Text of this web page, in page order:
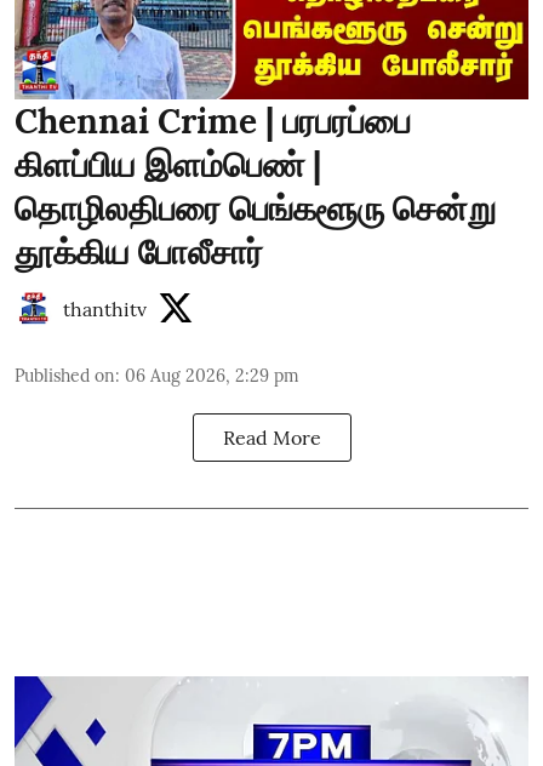
Chennai Crime | பரபரப்பை
கிளப்பிய இளம்பெண் |
தொழிலதிபரை பெங்களூரு சென்று
தூக்கிய போலீசார்
thanthitv
Published on: 06 Aug 2026, 2:29 pm
Read More